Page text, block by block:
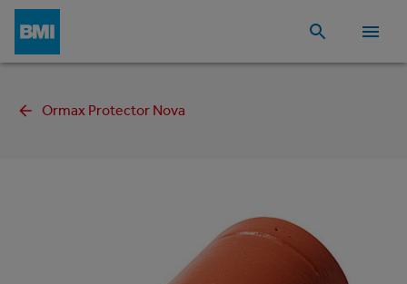
Ormax Protector Nova